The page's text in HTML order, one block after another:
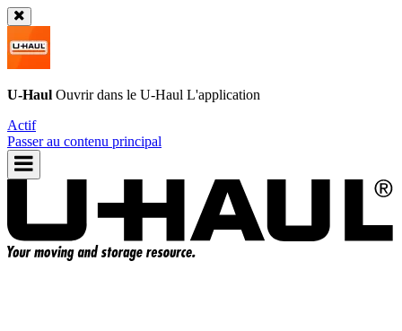
U-Haul Ouvrir dans le U-Haul L'application
Actif
Passer au contenu principal